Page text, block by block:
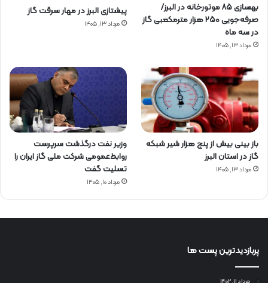
بهسازی ۸۵ موتورخانه در البرز/
صرفه‌جویی ۲۵۰ هزار مترمکعبی گاز
در سه ماه
مرداد ۱۳, ۱۴۰۵
پیشتازی البرز در مهار سرقت گاز
مرداد ۱۳, ۱۴۰۵
باز بینی بیش از پنج هزار شیر شبکه
گاز در استان البرز
مرداد ۱۳, ۱۴۰۵
وزیر نفت درگذشت سرپرست
روابط‌عمومی شرکت ملی گاز ایران را
تسلیت گفت
مرداد ۱۰, ۱۴۰۵
پربازدیدترین پست ها